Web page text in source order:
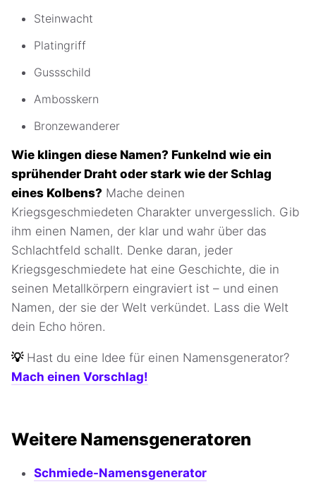
Steinwacht
Platingriff
Gussschild
Ambosskern
Bronzewanderer
Wie klingen diese Namen? Funkelnd wie ein
sprühender Draht oder stark wie der Schlag
eines Kolbens? Mache deinen
Kriegsgeschmiedeten Charakter unvergesslich. Gib
ihm einen Namen, der klar und wahr über das
Schlachtfeld schallt. Denke daran, jeder
Kriegsgeschmiedete hat eine Geschichte, die in
seinen Metallkörpern eingraviert ist – und einen
Namen, der sie der Welt verkündet. Lass die Welt
dein Echo hören.
💡 Hast du eine Idee für einen Namensgenerator?
Mach einen Vorschlag!
Weitere Namensgeneratoren
Schmiede-Namensgenerator